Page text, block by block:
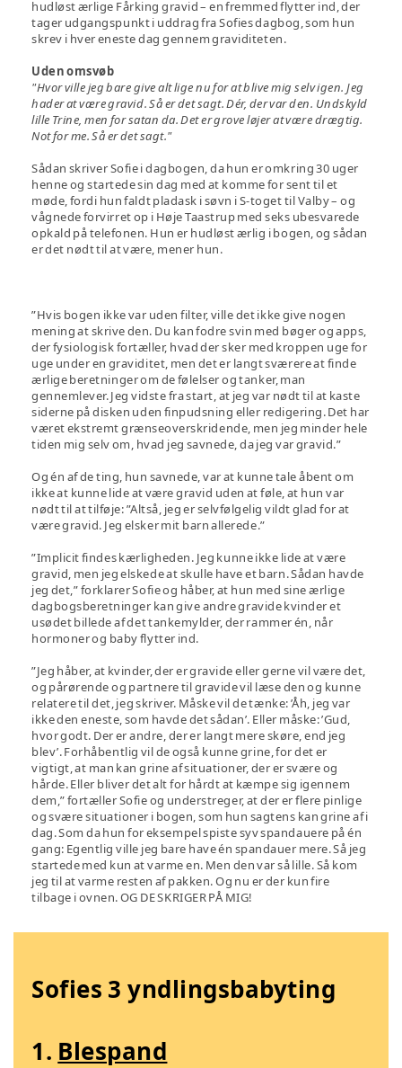
hudløst ærlige Fårking gravid ­– en fremmed flytter ind, der
tager udgangspunkt i uddrag fra Sofies dagbog, som hun
skrev i hver eneste dag gennem graviditeten.
Uden omsvøb
"Hvor ville jeg bare give alt lige nu for at blive mig selv igen. Jeg
hader at være gravid. Så er det sagt. Dér, der var den. Undskyld
lille Trine, men for satan da. Det er grove løjer at være drægtig.
Not for me. Så er det sagt."
Sådan skriver Sofie i dagbogen, da hun er omkring 30 uger
henne og startede sin dag med at komme for sent til et
møde, fordi hun faldt pladask i søvn i S-toget til Valby – og
vågnede forvirret op i Høje Taastrup med seks ubesvarede
opkald på telefonen. Hun er hudløst ærlig i bogen, og sådan
er det nødt til at være, mener hun.
”Hvis bogen ikke var uden filter, ville det ikke give nogen
mening at skrive den. Du kan fodre svin med bøger og apps,
der fysiologisk fortæller, hvad der sker med kroppen uge for
uge under en graviditet, men det er langt sværere at finde
ærlige beretninger om de følelser og tanker, man
gennemlever. Jeg vidste fra start, at jeg var nødt til at kaste
siderne på disken uden finpudsning eller redigering. Det har
været ekstremt grænseoverskridende, men jeg minder hele
tiden mig selv om, hvad jeg savnede, da jeg var gravid.”
Og én af de ting, hun savnede, var at kunne tale åbent om
ikke at kunne lide at være gravid uden at føle, at hun var
nødt til at tilføje: ”Altså, jeg er selvfølgelig vildt glad for at
være gravid. Jeg elsker mit barn allerede.”
”Implicit findes kærligheden. Jeg kunne ikke lide at være
gravid, men jeg elskede at skulle have et barn. Sådan havde
jeg det,” forklarer Sofie og håber, at hun med sine ærlige
dagbogsberetninger kan give andre gravide kvinder et
usødet billede af det tankemylder, der rammer én, når
hormoner og baby flytter ind.
”Jeg håber, at kvinder, der er gravide eller gerne vil være det,
og pårørende og partnere til gravide vil læse den og kunne
relatere til det, jeg skriver. Måske vil de tænke: ’Åh, jeg var
ikke den eneste, som havde det sådan’. Eller måske: ’Gud,
hvor godt. Der er andre, der er langt mere skøre, end jeg
blev’. Forhåbentlig vil de også kunne grine, for det er
vigtigt, at man kan grine af situationer, der er svære og
hårde. Eller bliver det alt for hårdt at kæmpe sig igennem
dem,” fortæller Sofie og understreger, at der er flere pinlige
og svære situationer i bogen, som hun sagtens kan grine af i
dag. Som da hun for eksempel spiste syv spandauere på én
gang: Egentlig ville jeg bare have én spandauer mere. Så jeg
startede med kun at varme en. Men den var så lille. Så kom
jeg til at varme resten af pakken. Og nu er der kun fire
tilbage i ovnen. OG DE SKRIGER PÅ MIG!
Sofies 3 yndlingsbabyting
1. Blespand